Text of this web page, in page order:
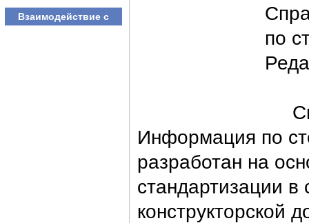
Взаимодействие с
по
Информация по
разработан на
стандартизации
конструкторской